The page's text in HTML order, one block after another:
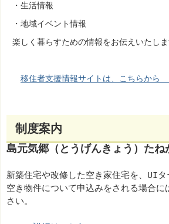
・生活情報
・地域イベント情報
楽しく暮らすための情報をお伝えいたしま
移住者支援情報サイトは、こちらか
制度案内
島元気郷（とうげんきょう）た
新築住宅や改修した空き家住宅を、UIタ
空き物件について申込みをされる場合
さい。